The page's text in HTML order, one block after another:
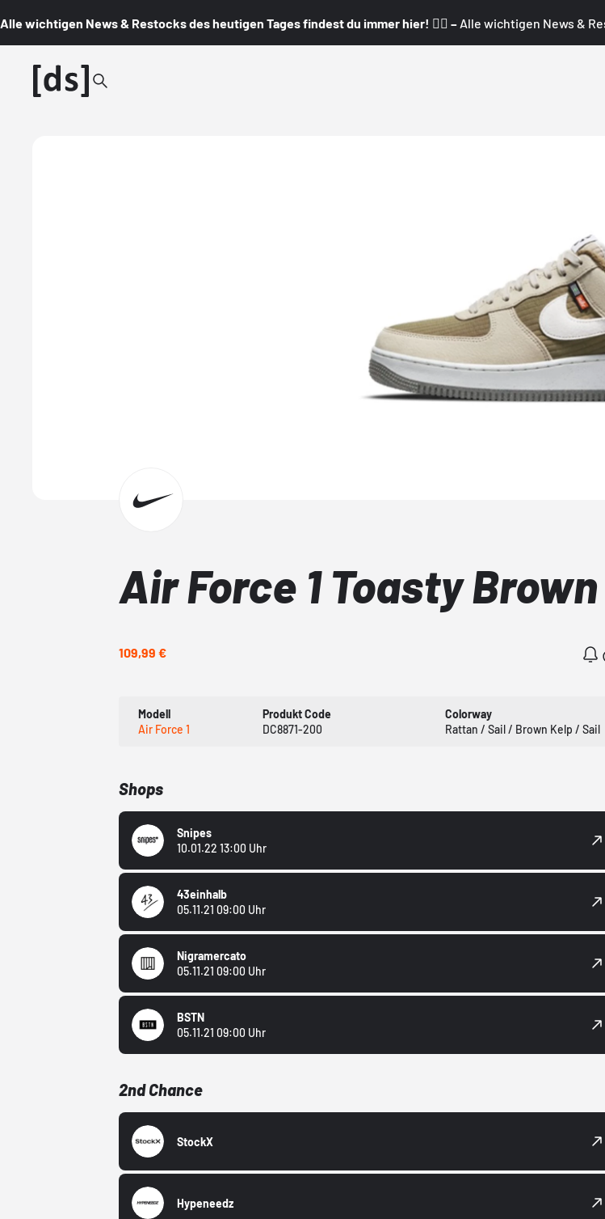
Alle wichtigen News & Restocks des heutigen Tages findest du immer hier! 👇🏼 – Alle wichtigen News &
Air Force 1 Toasty Brown
109,99 €
Modell
Air Force 1
Produkt Code
DC8871-200
Colorway
Rattan / Sail / Brown Kelp / Sail
Shops
Snipes
10.01.22 13:00 Uhr
43einhalb
05.11.21 09:00 Uhr
Nigramercato
05.11.21 09:00 Uhr
BSTN
05.11.21 09:00 Uhr
2nd Chance
StockX
Hypeneedz